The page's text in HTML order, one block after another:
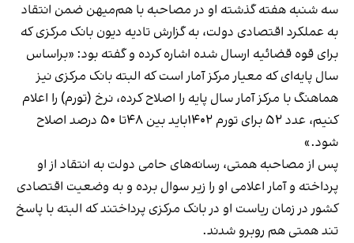
سه شنبه هفته گذشته او در مصاحبه‌ با هم‌میهن ضمن انتقاد
به عملکرد اقتصادی دولت، به گزارش تادیه دیون بانک مرکزی که
برای قوه قضائیه ارسال شده اشاره کرده و گفته بود: «براساس
سال پایه‌ای که معیار مرکز آمار است که البته بانک مرکزی نیز
هماهنگ با مرکز آمار سال پایه را اصلاح کرده، نرخ (تورم) را اعلام
کنیم، عدد ۵۲ برای تورم ۱۴۰۲باید بین ۴۸تا ۵۰ درصد اصلاح
شود.»
پس از مصاحبه همتی، رسانه‌های حامی دولت به انتقاد از او
پرداخته و آمار اعلامی او را زیر سوال برده و به وضعیت اقتصادی
کشور در زمان ریاست او در بانک مرکزی پرداختندکه البته با پاسخ
تند همتی هم روبرو شدند.